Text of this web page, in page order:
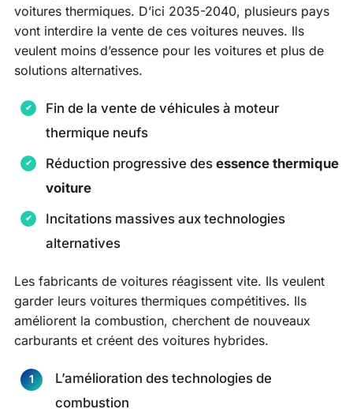
voitures thermiques. D’ici 2035-2040, plusieurs pays
vont interdire la vente de ces voitures neuves. Ils
veulent moins d’essence pour les voitures et plus de
solutions alternatives.
Fin de la vente de véhicules à moteur
thermique neufs
Réduction progressive des essence thermique
voiture
Incitations massives aux technologies
alternatives
Les fabricants de voitures réagissent vite. Ils veulent
garder leurs voitures thermiques compétitives. Ils
améliorent la combustion, cherchent de nouveaux
carburants et créent des voitures hybrides.
L’amélioration des technologies de
combustion